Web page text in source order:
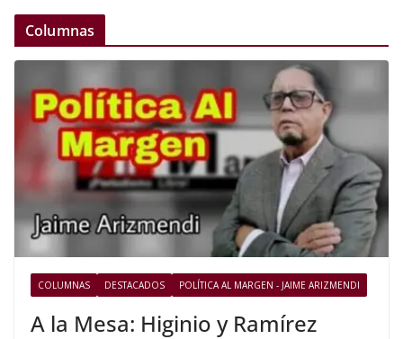
Columnas
COLUMNAS DESTACADOS POLÍTICA AL MARGEN - JAIME ARIZMENDI
A la Mesa: Higinio y Ramírez